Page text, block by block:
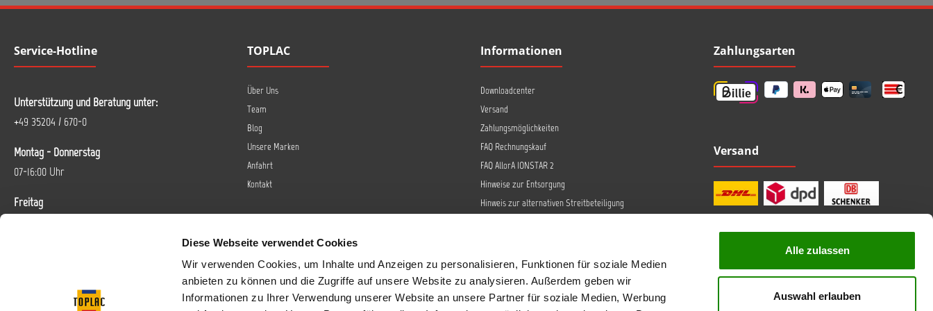
Diese Webseite verwendet Cookies
Wir verwenden Cookies, um Inhalte und Anzeigen zu personalisieren, Funktionen für soziale Medien
anbieten zu können und die Zugriffe auf unsere Website zu analysieren. Außerdem geben wir
Informationen zu Ihrer Verwendung unserer Website an unsere Partner für soziale Medien, Werbung
Alle zulassen
Auswahl erlauben
Service-Hotline
Unterstützung und Beratung unter:
+49 35204 / 670-0
Montag - Donnerstag
07-16:00 Uhr
Freitag
Vertrag widerrufen
TOPLAC
Über Uns
Team
Blog
Unsere Marken
Anfahrt
Kontakt
Informationen
Downloadcenter
Versand
Zahlungsmöglichkeiten
FAQ Rechnungskauf
FAQ AllorA IONSTAR 2
Hinweise zur Entsorgung
Hinweis zur alternativen Streitbeteiligung
Barrierefreiheit
Datenschutz
AGB
Zahlungsarten
Versand
professionelle Beratung
Top Marken
sichere Bezahlung